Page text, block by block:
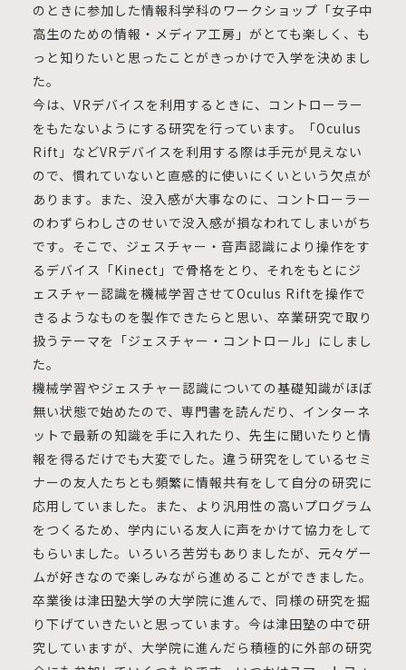
のときに参加した情報科学科のワークショップ「女子中
高生のための情報・メディア工房」がとても楽しく、も
っと知りたいと思ったことがきっかけで入学を決めまし
た。
今は、VRデバイスを利用するときに、コントローラー
をもたないようにする研究を行っています。「Oculus
Rift」などVRデバイスを利用する際は手元が見えない
ので、慣れていないと直感的に使いにくいという欠点が
あります。また、没入感が大事なのに、コントローラー
のわずらわしさのせいで没入感が損なわれてしまいがち
です。そこで、ジェスチャー・音声認識により操作をす
るデバイス「Kinect」で骨格をとり、それをもとにジ
ェスチャー認識を機械学習させてOculus Riftを操作で
きるようなものを製作できたらと思い、卒業研究で取り
扱うテーマを「ジェスチャー・コントロール」にしまし
た。
機械学習やジェスチャー認識についての基礎知識がほぼ
無い状態で始めたので、専門書を読んだり、インターネ
ットで最新の知識を手に入れたり、先生に聞いたりと情
報を得るだけでも大変でした。違う研究をしているセミ
ナーの友人たちとも頻繁に情報共有をして自分の研究に
応用していました。また、より汎用性の高いプログラム
をつくるため、学内にいる友人に声をかけて協力をして
もらいました。いろいろ苦労もありましたが、元々ゲー
ムが好きなので楽しみながら進めることができました。
卒業後は津田塾大学の大学院に進んで、同様の研究を掘
り下げていきたいと思っています。今は津田塾の中で研
究していますが、大学院に進んだら積極的に外部の研究